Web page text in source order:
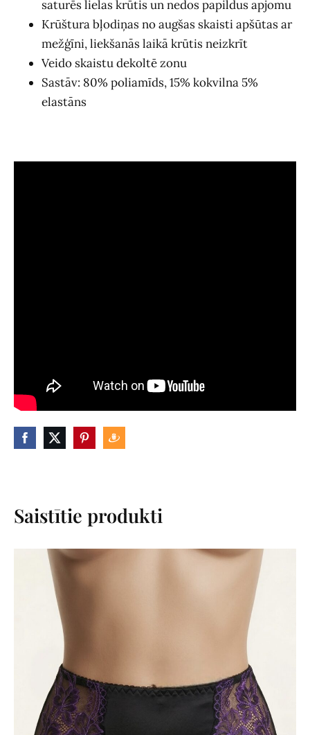
saturēs lielas krūtis un nedos papildus apjomu
Krūštura bļodiņas no augšas skaisti apšūtas ar
mežģīni, liekšanās laikā krūtis neizkrīt
Veido skaistu dekoltē zonu
Sastāv: 80% poliamīds, 15% kokvilna 5%
elastāns
Saistītie produkti